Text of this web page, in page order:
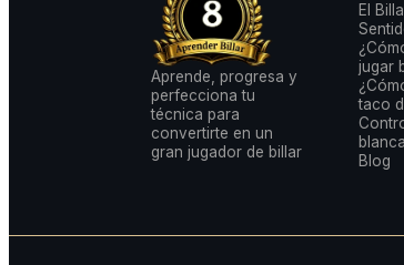
Aprende, progresa y
perfecciona tu
técnica para
convertirte en un
gran jugador de billar
El
jugar
taco
blanca
Blog